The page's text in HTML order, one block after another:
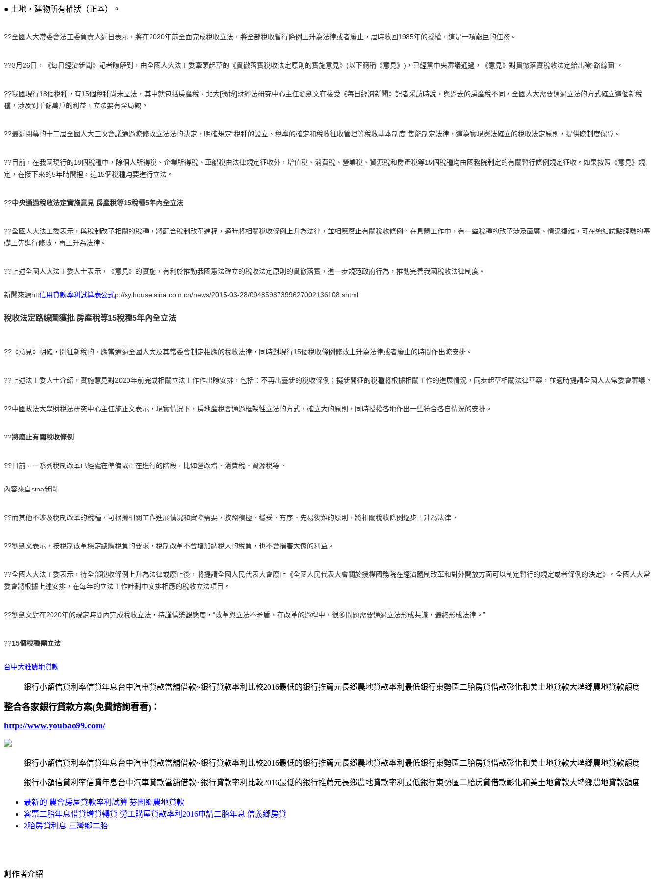
● 土地，建物所有權狀（正本）。
??全國人大常委會法工委負責人近日表示，將在2020年前全面完成稅收立法，將全部稅收暫行條例上升為法律或者廢止，屆時收回1985年的授權，這是一項艱巨的任務。
??3月26日，《每日經濟新聞》記者瞭解到，由全國人大法工委牽頭起草的《貫徹落實稅收法定原則的實施意見》(以下簡稱《意見》)，已經黨中央審議通過，《意見》對貫徹落實稅收法定給出瞭“路線圖”。
??我國現行18個稅種，有15個稅種尚未立法，其中就包括房產稅。北大[微博]財經法研究中心主任劉劍文在接受《每日經濟新聞》記者采訪時說，與過去的房產稅不同，全國人大需要通過立法的方式確立這個新稅
種，涉及到千傢萬戶的利益，立法要有全局觀。
??最近閉幕的十二屆全國人大三次會議通過瞭修改立法法的決定，明確規定“稅種的設立、稅率的確定和稅收征收管理等稅收基本制度”隻能制定法律，這為實現憲法確立的稅收法定原則，提供瞭制度保障。
??目前，在我國現行的18個稅種中，除個人所得稅、企業所得稅、車船稅由法律規定征收外，增值稅、消費稅、營業稅、資源稅和房產稅等15個稅種均由國務院制定的有關暫行條例規定征收。如果按照《意見》規
定，在接下來的5年時間裡，這15個稅種均要進行立法。
??中央通過稅收法定實施意見 房產稅等15稅種5年內全立法
??全國人大法工委表示，與稅制改革相關的稅種，將配合稅制改革進程，適時將相關稅收條例上升為法律，並相應廢止有關稅收條例。在具體工作中，有一些稅種的改革涉及面廣、情況復雜，可在總結試點經驗的基
礎上先進行修改，再上升為法律。
??上述全國人大法工委人士表示，《意見》的實施，有利於推動我國憲法確立的稅收法定原則的貫徹落實，進一步規范政府行為，推動完善我國稅收法律制度。
新聞來源htt信用貸款率利試算表公式p://sy.house.sina.com.cn/news/2015-03-28/09485987399627002136108.shtml
稅收法定路線圖獲批 房產稅等15稅種5年內全立法
??《意見》明確，開征新稅的，應當通過全國人大及其常委會制定相應的稅收法律，同時對現行15個稅收條例修改上升為法律或者廢止的時間作出瞭安排。
??上述法工委人士介紹，實施意見對2020年前完成相關立法工作作出瞭安排，包括：不再出臺新的稅收條例；擬新開征的稅種將根據相關工作的進展情況，同步起草相關法律草案，並適時提請全國人大常委會審議。
??中國政法大學財稅法研究中心主任施正文表示，現實情況下，房地產稅會通過框架性立法的方式，確立大的原則，同時授權各地作出一些符合各自情況的安排。
??將廢止有關稅收條例
??目前，一系列稅制改革已經處在準備或正在進行的階段，比如營改增、消費稅、資源稅等。
內容來自sina新聞
??而其他不涉及稅制改革的稅種，可根據相關工作進展情況和實際需要，按照積極、穩妥、有序、先易後難的原則，將相關稅收條例逐步上升為法律。
??劉劍文表示，按稅制改革穩定總體稅負的要求，稅制改革不會增加納稅人的稅負，也不會損害大傢的利益。
??全國人大法工委表示，待全部稅收條例上升為法律或廢止後，將提請全國人民代表大會廢止《全國人民代表大會關於授權國務院在經濟體制改革和對外開放方面可以制定暫行的規定或者條例的決定》。全國人大常
委會將根據上述安排，在每年的立法工作計劃中安排相應的稅收立法項目。
??劉劍文對在2020年的規定時間內完成稅收立法，持謹慎樂觀態度，“改革與立法不矛盾，在改革的過程中，很多問題需要通過立法形成共識，最終形成法律。”
??15個稅種需立法
台中大雅農地貸款
銀行小額信貸利率信貸年息台中汽車貸款當舖借款~銀行貸款率利比較2016最低的銀行推薦元長鄉農地貸款率利最低銀行東勢區二胎房貸借款彰化和美土地貸款大埤鄉農地貸款額度
整合各家銀行貸款方案(免費諮詢看看)：
http://www.youbao99.com/
銀行小額信貸利率信貸年息台中汽車貸款當舖借款~銀行貸款率利比較2016最低的銀行推薦元長鄉農地貸款率利最低銀行東勢區二胎房貸借款彰化和美土地貸款大埤鄉農地貸款額度
銀行小額信貸利率信貸年息台中汽車貸款當舖借款~銀行貸款率利比較2016最低的銀行推薦元長鄉農地貸款率利最低銀行東勢區二胎房貸借款彰化和美土地貸款大埤鄉農地貸款額度
最新的 農會房屋貸款率利試算 芬園鄉農地貸款
客票二胎年息借貸增貸轉貸 勞工購屋貸款率利2016申請二胎年息 信義鄉房貸
2胎房貸利息 三灣鄉二胎
創作者介紹